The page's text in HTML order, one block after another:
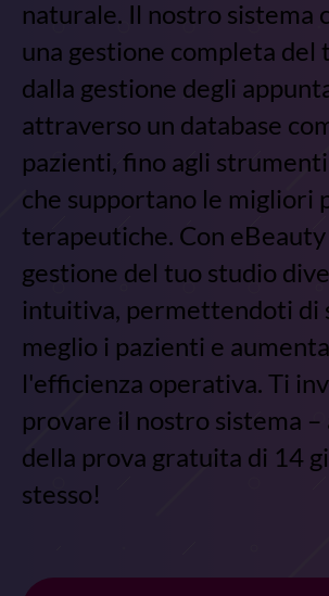
naturale. Il nostro sistema
una gestione completa del
dalla gestione degli
attraverso un database
pazienti, fino agli
che supportano le migliori
terapeutiche. Con eBeauty
gestione del tuo studio
intuitiva, permettendoti di
meglio i pazienti e
l'efficienza operativa. Ti
provare il nostro sistema
della prova gratuita di 14
stesso!